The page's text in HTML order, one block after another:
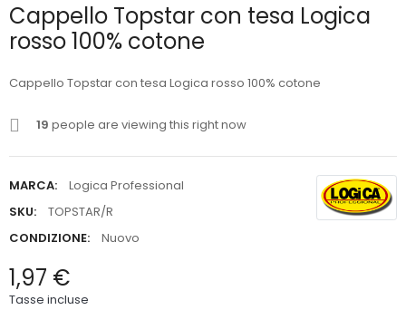
Cappello Topstar con tesa Logica
rosso 100% cotone
Cappello Topstar con tesa Logica rosso 100% cotone
19 people are viewing this right now
MARCA:
Logica Professional
SKU:
TOPSTAR/R
CONDIZIONE:
Nuovo
1,97 €
Tasse incluse